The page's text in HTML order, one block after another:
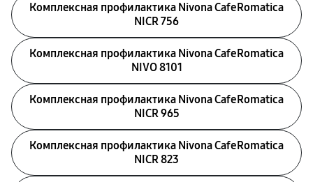
Комплексная профилактика Nivona CafeRomatica
NICR 756
Комплексная профилактика Nivona CafeRomatica
NIVO 8101
Комплексная профилактика Nivona CafeRomatica
NICR 965
Комплексная профилактика Nivona CafeRomatica
NICR 823